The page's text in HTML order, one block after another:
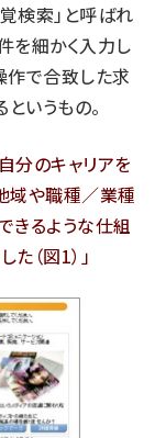
検索」と呼ばれ
を細かく入力し
作で合致した求
いうもの。
分のキャリアを
域や職種／業種
きるような仕組
（図1）」